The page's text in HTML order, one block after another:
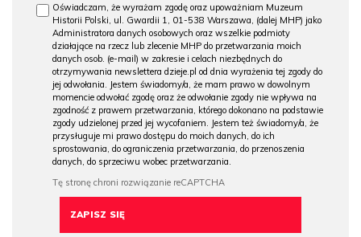
Oświadczam, że wyrażam zgodę oraz upoważniam Muzeum
Historii Polski, ul. Gwardii 1, 01-538 Warszawa, (dalej MHP) jako
Administratora danych osobowych oraz wszelkie podmioty
działające na rzecz lub zlecenie MHP do przetwarzania moich
danych osob. (e-mail) w zakresie i celach niezbędnych do
otrzymywania newslettera dzieje.pl od dnia wyrażenia tej zgody do
jej odwołania. Jestem świadomy/a, że mam prawo w dowolnym
momencie odwołać zgodę oraz że odwołanie zgody nie wpływa na
zgodność z prawem przetwarzania, którego dokonano na podstawie
zgody udzielonej przed jej wycofaniem. Jestem też świadomy/a, że
przysługuje mi prawo dostępu do moich danych, do ich
sprostowania, do ograniczenia przetwarzania, do przenoszenia
danych, do sprzeciwu wobec przetwarzania.